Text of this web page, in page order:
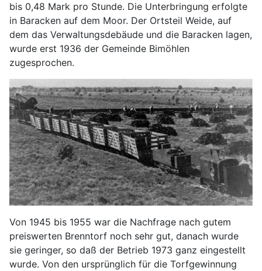
bis 0,48 Mark pro Stunde. Die Unterbringung erfolgte
in Baracken auf dem Moor. Der Ortsteil Weide, auf
dem das Verwaltungsdebäude und die Baracken lagen,
wurde erst 1936 der Gemeinde Bimöhlen
zugesprochen.
Von 1945 bis 1955 war die Nachfrage nach gutem
preiswerten Brenntorf noch sehr gut, danach wurde
sie geringer, so daß der Betrieb 1973 ganz eingestellt
wurde. Von den ursprünglich für die Torfgewinnung